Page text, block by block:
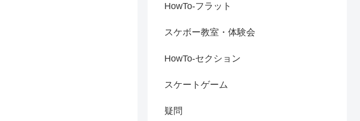
HowTo-フラット
スケボー教室・体験会
HowTo-セクション
スケートゲーム
疑問